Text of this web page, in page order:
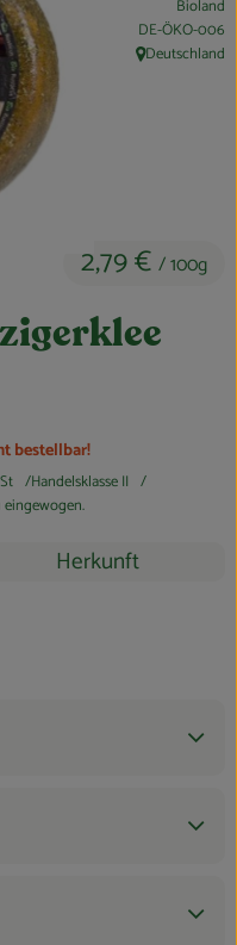
2,79 € / 100g
Bioland
, Kontrollstelle:
DE-ÖKO-006
, Herkunft:
Deutschland
bestellbar!
Handelsklasse II
Herkunft